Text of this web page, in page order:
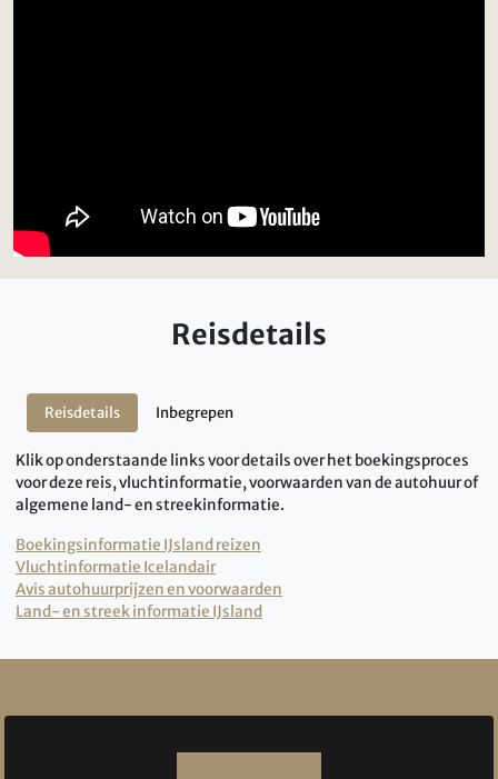
Reisdetails
Reisdetails Inbegrepen
Klik op onderstaande links voor details over het boekingsproces
voor deze reis, vluchtinformatie, voorwaarden van de autohuur of
algemene land- en streekinformatie.
Boekingsinformatie IJsland reizen
Vluchtinformatie Icelandair
Avis autohuurprijzen en voorwaarden
Land- en streek informatie IJsland